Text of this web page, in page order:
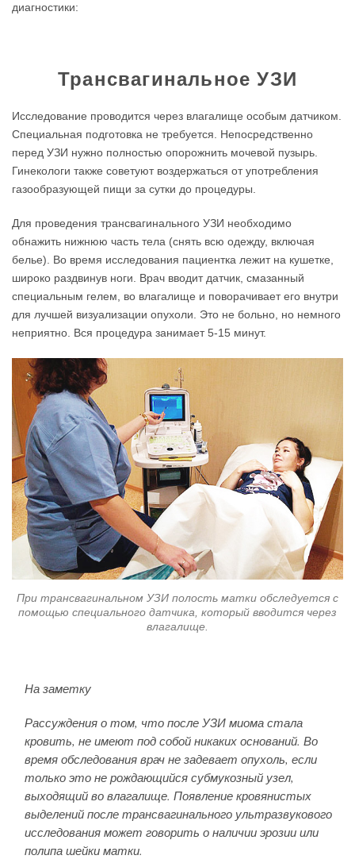
диагностики:
Трансвагинальное УЗИ
Исследование проводится через влагалище особым датчиком.
Специальная подготовка не требуется. Непосредственно
перед УЗИ нужно полностью опорожнить мочевой пузырь.
Гинекологи также советуют воздержаться от употребления
газообразующей пищи за сутки до процедуры.
Для проведения трансвагинального УЗИ необходимо
обнажить нижнюю часть тела (снять всю одежду, включая
белье). Во время исследования пациентка лежит на кушетке,
широко раздвинув ноги. Врач вводит датчик, смазанный
специальным гелем, во влагалище и поворачивает его внутри
для лучшей визуализации опухоли. Это не больно, но немного
неприятно. Вся процедура занимает 5-15 минут.
При трансвагинальном УЗИ полость матки обследуется с
помощью специального датчика, который вводится через
влагалище.
На заметку
Рассуждения о том, что после УЗИ миома стала
кровить, не имеют под собой никаких оснований. Во
время обследования врач не задевает опухоль, если
только это не рождающийся субмукозный узел,
выходящий во влагалище. Появление кровянистых
выделений после трансвагинального ультразвукового
исследования может говорить о наличии эрозии или
полипа шейки матки.